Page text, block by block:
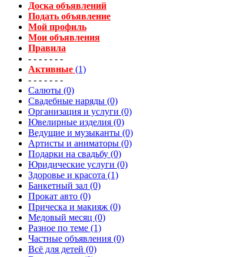
Доска объявлений
Подать объявление
Мой профиль
Мои объявления
Правила
- - - - - - -
Активные (1)
- - - - - - -
Салюты (0)
Свадебные наряды (0)
Организация и услуги (0)
Ювелирные изделия (0)
Ведущие и музыканты (0)
Артисты и аниматоры (0)
Подарки на свадьбу (0)
Юридические услуги (0)
Здоровье и красота (1)
Банкетный зал (0)
Прокат авто (0)
Прическа и макияж (0)
Медовый месяц (0)
Разное по теме (1)
Частные объявления (0)
Всё для детей (0)